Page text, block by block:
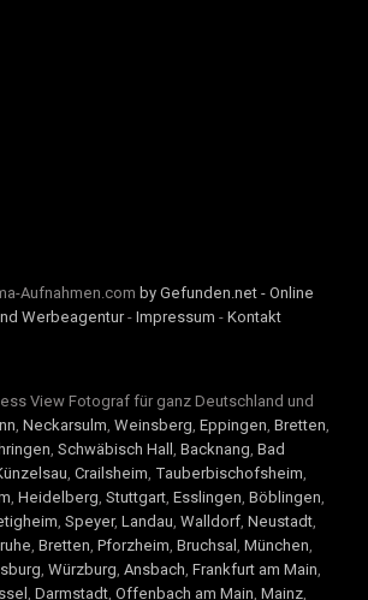
Aufnahmen.com by Gefunden.net - Online
Werbeagentur- Impressum - Kontakt
View Fotograf für ganz Deutschland und
, Neckarsulm, Weinsberg, Eppingen, Bretten,
, Schwäbisch Hall , Backnang, Bad
, Crailsheim, Tauberbischofsheim,
, Heidelberg, Stuttgart, Esslingen, Böblingen,
, Speyer, Landau, Walldorf, Neustadt,
, Bretten, Pforzheim, Bruchsal , München,
, Würzburg, Ansbach, Frankfurt am Main,
, Darmstadt, Offenbach am Main, Mainz,